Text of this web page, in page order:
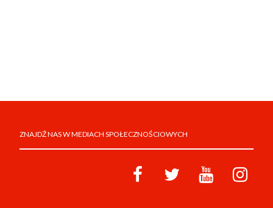
ZNAJDŹ NAS W MEDIACH SPOŁECZNOŚCIOWYCH